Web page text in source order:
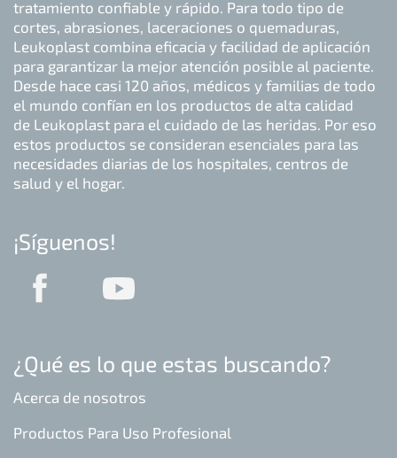
tratamiento confiable y rápido. Para todo tipo de
cortes, abrasiones, laceraciones o quemaduras,
Leukoplast combina eficacia y facilidad de aplicación
para garantizar la mejor atención posible al paciente.
Desde hace casi 120 años, médicos y familias de todo
el mundo confían en los productos de alta calidad
de Leukoplast para el cuidado de las heridas. Por eso
estos productos se consideran esenciales para las
necesidades diarias de los hospitales, centros de
salud y el hogar.
¡Síguenos!
¿Qué es lo que estas buscando?
Acerca de nosotros
Productos Para Uso Profesional